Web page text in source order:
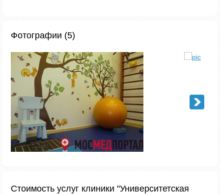
Фотографии (5)
Стоимость услуг клиники "Университетская